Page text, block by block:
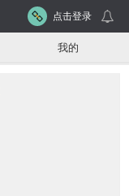
点击登录
我的